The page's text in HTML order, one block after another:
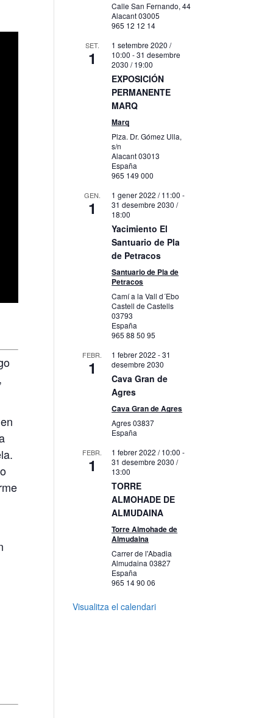
Calle San Fernando, 44
Alacant03005
965 12 12 14
SET.
1
1 setembre 2020 /
10:00 -31 desembre
2030 / 19:00
EXPOSICIÓN
PERMANENTE
MARQ
Marq
Plza. Dr. Gómez Ulla,
s/n
Alacant03013
España
965 149 000
GEN.
1
1 gener 2022 / 11:00 -
31 desembre 2030 /
18:00
Yacimiento El
Santuario de Pla
de Petracos
Santuario de Pla de
Petracos
Camí a la Vall d´Ebo
Castell de Castells
03793
España
965 88 50 95
FEBR.
1
1 febrer 2022 -31
desembre 2030
Cava Gran de
Agres
Cava Gran de Agres
Agres03837
España
FEBR.
1
1 febrer 2022 / 10:00 -
31 desembre 2030 /
13:00
TORRE
ALMOHADE DE
ALMUDAINA
Torre Almohade de
Almudaina
Carrer de l'Abadia
Almudaina03827
España
965 14 90 06
Visualitza el calendari